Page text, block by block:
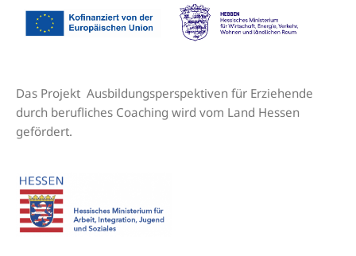
Das Projekt Ausbildungsperspektiven für Erziehende
durch berufliches Coaching wird vom Land Hessen
gefördert.